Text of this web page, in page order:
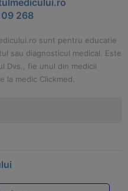
268
sunt pentru educatie
sau diagnosticul medical. Este
Dvs., fie unul din medicii
la medic Clickmed.